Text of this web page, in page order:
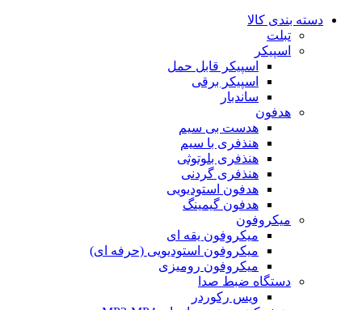
دسته بندی کالا
تبلت
اسپیکر
اسپیکر قابل حمل
اسپیکر برقی
ساندبار
هدفون
هدست بی سیم
هنذفری با سیم
هنذفری بلوتوثی
هنذفری گردنی
هدفون استودیویی
هدفون گیمینگ
میکروفون
میکروفون یقه ای
میکروفون استودیویی (حرفه ای)
میکروفون رومیزی
دستگاه ضبط صدا
ویس رکوردر